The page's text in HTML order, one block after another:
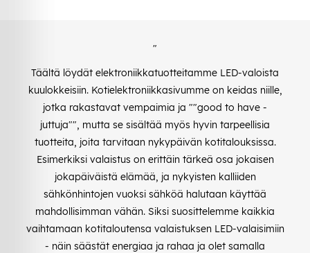
"
Täältä löydät elektroniikkatuotteitamme LED-valoista
kuulokkeisiin. Kotielektroniikkasivumme on keidas niille,
jotka rakastavat vempaimia ja ""good to have -
juttuja"", mutta se sisältää myös hyvin tarpeellisia
tuotteita, joita tarvitaan nykypäivän kotitalouksissa.
Esimerkiksi valaistus on erittäin tärkeä osa jokaisen
jokapäiväistä elämää, ja nykyisten kalliiden
sähkönhintojen vuoksi sähköä halutaan käyttää
mahdollisimman vähän. Siksi suosittelemme kaikkia
vaihtamaan kotitaloutensa valaistuksen LED-valaisimiin
- näin säästät energiaa ja rahaa ja olet samalla